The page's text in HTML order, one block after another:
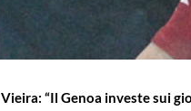
Vieira: “Il Genoa investe sui